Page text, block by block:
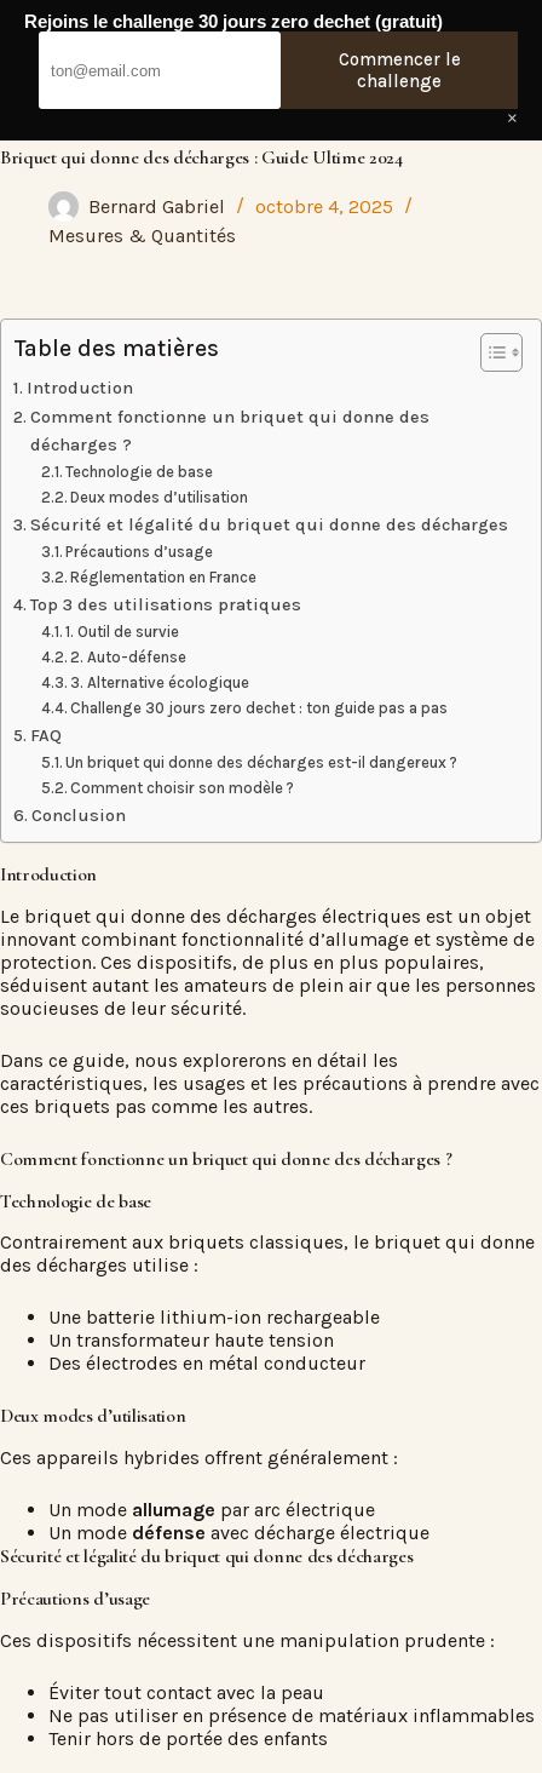
Passer
Briquet qui donne des décharges : Guide Ultime 2024
Bernard Gabriel
octobre 4, 2025
Mesures & Quantités
Table des matières
Introduction
Comment fonctionne un briquet qui donne des
décharges ?
Technologie de base
Deux modes d’utilisation
Sécurité et légalité du briquet qui donne des décharges
Précautions d’usage
Réglementation en France
Top 3 des utilisations pratiques
1. Outil de survie
2. Auto-défense
3. Alternative écologique
Challenge 30 jours zero dechet : ton guide pas a pas
FAQ
Un briquet qui donne des décharges est-il dangereux ?
Comment choisir son modèle ?
Conclusion
Introduction
Le briquet qui donne des décharges électriques est un objet
innovant combinant fonctionnalité d’allumage et système de
protection. Ces dispositifs, de plus en plus populaires,
séduisent autant les amateurs de plein air que les personnes
soucieuses de leur sécurité.
Dans ce guide, nous explorerons en détail les
caractéristiques, les usages et les précautions à prendre avec
ces briquets pas comme les autres.
Comment fonctionne un briquet qui donne des décharges ?
Technologie de base
Contrairement aux briquets classiques, le briquet qui donne
des décharges utilise :
Une batterie lithium-ion rechargeable
Un transformateur haute tension
Des électrodes en métal conducteur
Deux modes d’utilisation
Ces appareils hybrides offrent généralement :
Un mode allumage par arc électrique
Un mode défense avec décharge électrique
Sécurité et légalité dubriquet qui donne des décharges
Précautions d’usage
Ces dispositifs nécessitent une manipulation prudente :
Éviter tout contact avec la peau
Ne pas utiliser en présence de matériaux inflammables
Tenir hors de portée des enfants
Rejoins le challenge 30 jours zero dechet (gratuit)
Commencer le
challenge
×